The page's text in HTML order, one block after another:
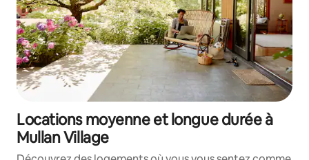
Locations moyenne et longue durée à
Mullan Village